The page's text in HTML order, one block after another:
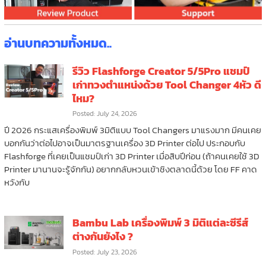
อ่านบทความทั้งหมด..
รีวิว Flashforge Creator 5/5Pro แชมป์
เก่าทวงตำแหน่งด้วย Tool Changer 4หัว ดี
ไหม?
Posted: July 24, 2026
ปี 2026 กระแสเครื่องพิมพ์ 3มิติแบบ Tool Changers มาแรงมาก มีคนเคย
บอกกันว่าต่อไปอาจเป็นมาตรฐานเครื่อง 3D Printer ต่อไป ประกอบกับ
Flashforge ที่เคยเป็นแชมป์เก่า 3D Printer เมื่อสิบปีก่อน (ถ้าคนเคยใช้ 3D
Printer มานานจะรู้จักกัน) อยากกลับหวนเข้าชิงตลาดนี้ด้วย โดย FF คาด
หวังกับ
Bambu Lab เครื่องพิมพ์ 3 มิติแต่ละซีรีส์
ต่างกันยังไง ?
Posted: July 23, 2026